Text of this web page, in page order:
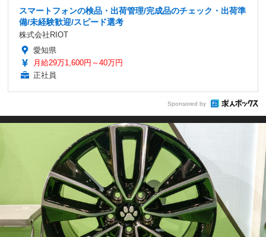
スマートフォンの検品・出荷管理/完成品のチェック・出荷準
備/未経験歓迎/スピード選考
株式会社RIOT
愛知県
月給29万1,600円～40万円
正社員
Sponsored by